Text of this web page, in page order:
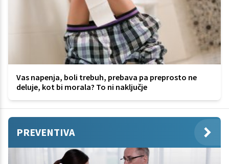
Vas napenja, boli trebuh, prebava pa preprosto ne
deluje, kot bi morala? To ni naključje
PREVENTIVA